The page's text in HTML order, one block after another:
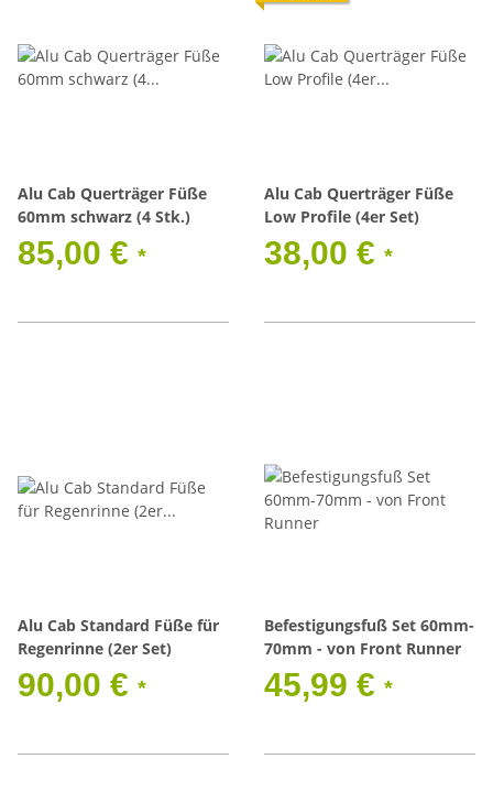
Alu Cab Querträger Füße
60mm schwarz (4 Stk.)
85,00 € *
Alu Cab Querträger Füße
Low Profile (4er Set)
38,00 € *
Alu Cab Standard Füße für
Regenrinne (2er Set)
90,00 € *
Befestigungsfuß Set 60mm-
70mm - von Front Runner
45,99 € *